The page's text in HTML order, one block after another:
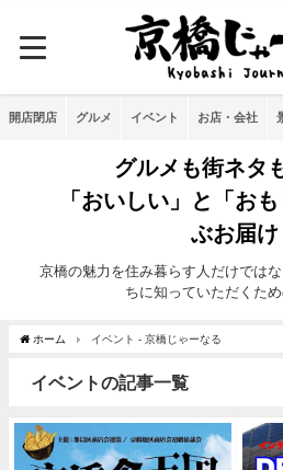
開店閉店 グルメ イベント お店・会社
グルメも街ネタ
「おいしい」と「お
ぶお届け
京橋の魅力を住み暮らす人だけでは
ちに知っていただくた
ホーム イベント - 京橋じゃーなる
イベントの記事一覧